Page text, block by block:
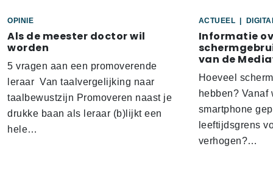
OPINIE
Als de meester doctor wil
worden
5 vragen aan een promoverende
leraar Van taalvergelijking naar
taalbewustzijn Promoveren naast je
drukke baan als leraar (b)lijkt een
hele…
ACTUEEL
Informatie
van de
Hoeveel
hebben?
smartphone
leeftijdsgrens
verhogen?…